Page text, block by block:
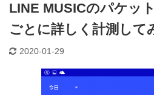
LINE MUSICのパケッ
ごとに詳しく計測して
2020-01-29